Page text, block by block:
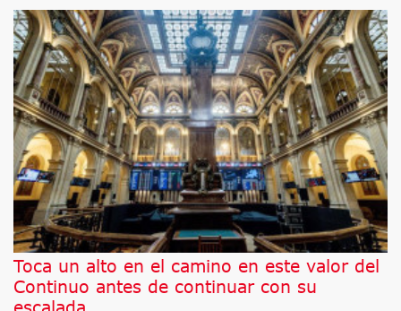
Toca un alto en el camino en este valor del
Continuo antes de continuar con su